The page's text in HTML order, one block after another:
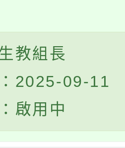
教組長
2025-09-11
啟用中